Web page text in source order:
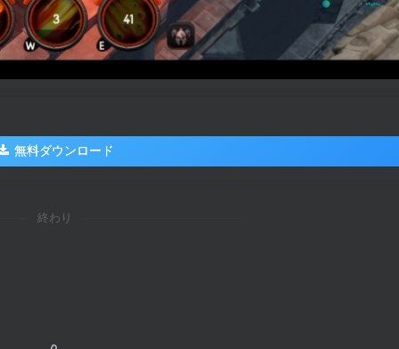
無料ダウンロード
終わり